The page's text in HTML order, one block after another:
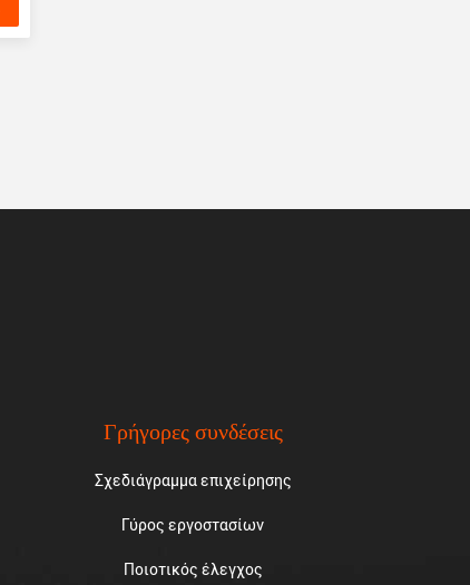
Γρήγορες συνδέσεις
Σχεδιάγραμμα επιχείρησης
Γύρος εργοστασίων
Ποιοτικός έλεγχος